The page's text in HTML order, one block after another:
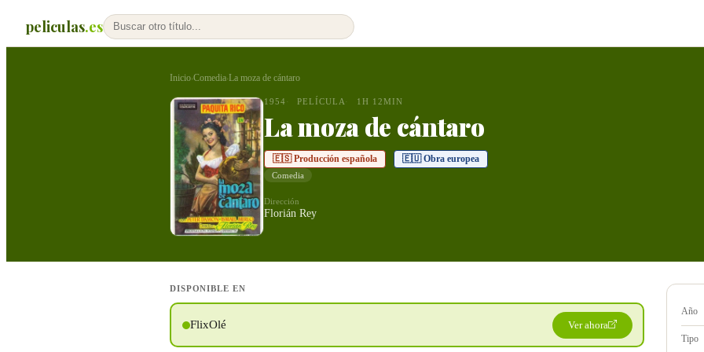
peliculas.es
Inicio›Comedia›La moza de cántaro
1954 PELÍCULA 1H 12MIN
La moza de cántaro
🇪🇸 Producción española 🇪🇺 Obra europea
Comedia
Dirección
Florián Rey
DISPONIBLE EN
FlixOlé Ver ahora
Año
Tipo